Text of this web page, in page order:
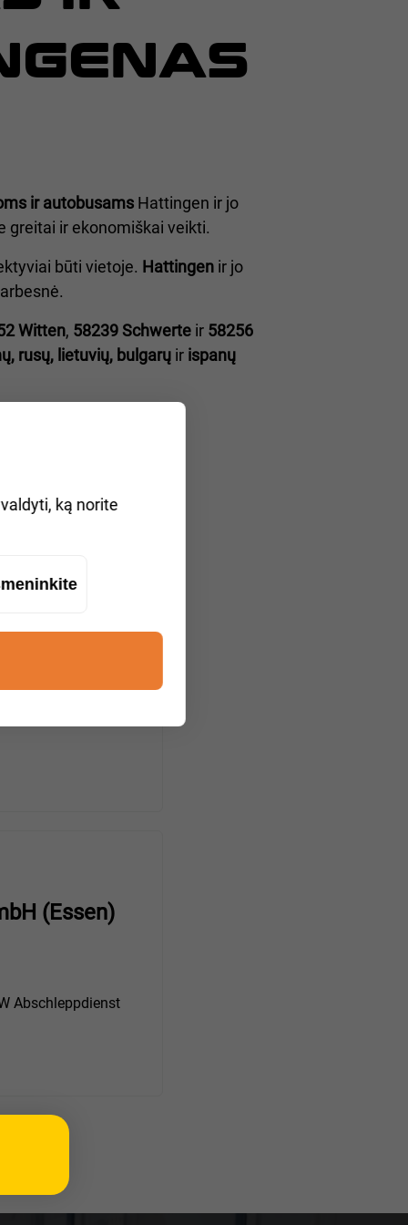
ir autobusams Hattingen ir jo
greitai ir ekonomiškai veikti.
būti vietoje. Hattingen ir jo
Witten, 58239 Schwerte ir 58256
rusų, lietuvių, bulgarų ir ispanų
Deister)
(Essen)
Abschleppdienst
ką norite